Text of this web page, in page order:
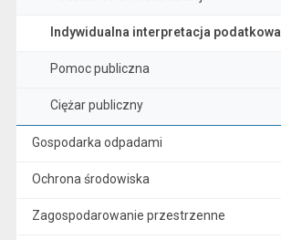
Indywidualna interpretacja podatkowa
Pomoc publiczna
Ciężar publiczny
Gospodarka odpadami
Ochrona środowiska
Zagospodarowanie przestrzenne